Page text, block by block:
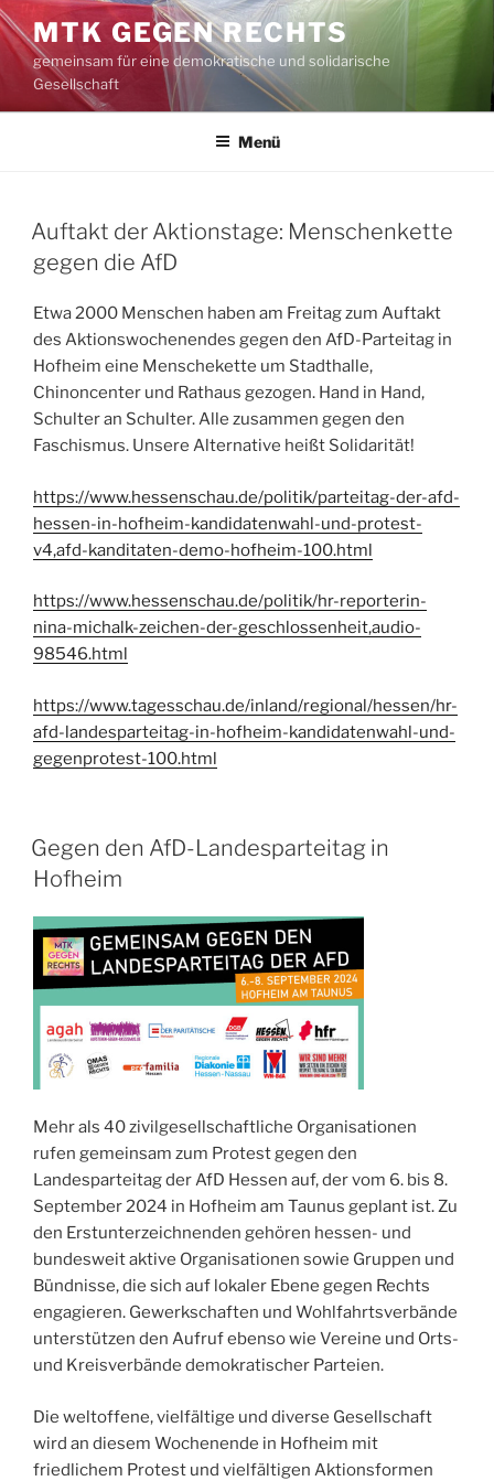
Zum
Inhalt
springen
MTK GEGEN RECHTS
gemeinsam für eine demokratische und solidarische
Gesellschaft
Menü
VERÖFFENTLICHT
AM
Auftakt der Aktionstage: Menschenkette
gegen die AfD
Etwa 2000 Menschen haben am Freitag zum Auftakt
des Aktionswochenendes gegen den AfD-Parteitag in
Hofheim eine Menschekette um Stadthalle,
Chinoncenter und Rathaus gezogen. Hand in Hand,
Schulter an Schulter. Alle zusammen gegen den
Faschismus. Unsere Alternative heißt Solidarität!
https://www.hessenschau.de/politik/parteitag-der-afd-
hessen-in-hofheim-kandidatenwahl-und-protest-
v4,afd-kanditaten-demo-hofheim-100.html
https://www.hessenschau.de/politik/hr-reporterin-
nina-michalk-zeichen-der-geschlossenheit,audio-
98546.html
https://www.tagesschau.de/inland/regional/hessen/hr-
afd-landesparteitag-in-hofheim-kandidatenwahl-und-
gegenprotest-100.html
VERÖFFENTLICHT
AM
Gegen den AfD-Landesparteitag in
Hofheim
Mehr als 40 zivilgesellschaftliche Organisationen
rufen gemeinsam zum Protest gegen den
Landesparteitag der AfD Hessen auf, der vom 6. bis 8.
September 2024 in Hofheim am Taunus geplant ist. Zu
den Erstunterzeichnenden gehören hessen- und
bundesweit aktive Organisationen sowie Gruppen und
Bündnisse, die sich auf lokaler Ebene gegen Rechts
engagieren. Gewerkschaften und Wohlfahrtsverbände
unterstützen den Aufruf ebenso wie Vereine und Orts-
und Kreisverbände demokratischer Parteien.
Die weltoffene, vielfältige und diverse Gesellschaft
wird an diesem Wochenende in Hofheim mit
friedlichem Protest und vielfältigen Aktionsformen